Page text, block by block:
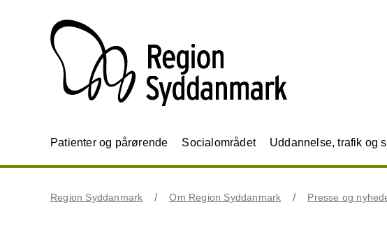
Patienter og pårørende Socialområdet Uddannelse, trafik og
Region Syddanmark Om Region Syddanmark Presse og